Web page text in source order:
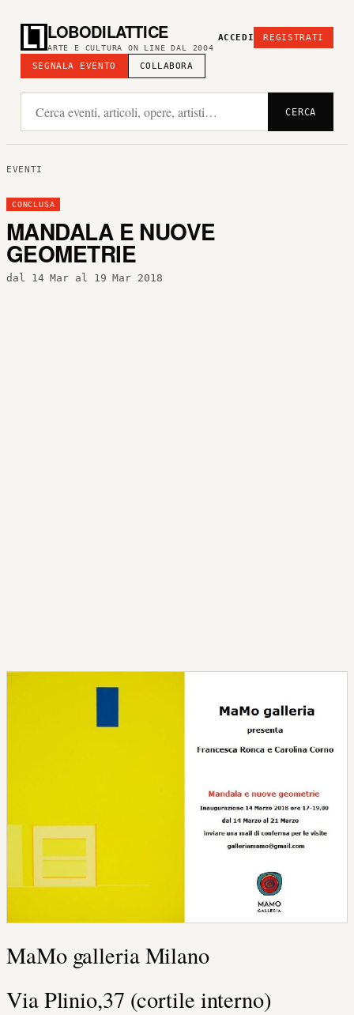
LOBODILATTICE
ARTE E CULTURA ON LINE DAL 2004
SEGNALA EVENTO COLLABORA
ACCEDI REGISTRATI
CERCA
EVENTI
CONCLUSA
MANDALA E NUOVE
GEOMETRIE
dal 14 Mar al 19 Mar 2018
MaMo galleria Milano
Via Plinio,37 (cortile interno)